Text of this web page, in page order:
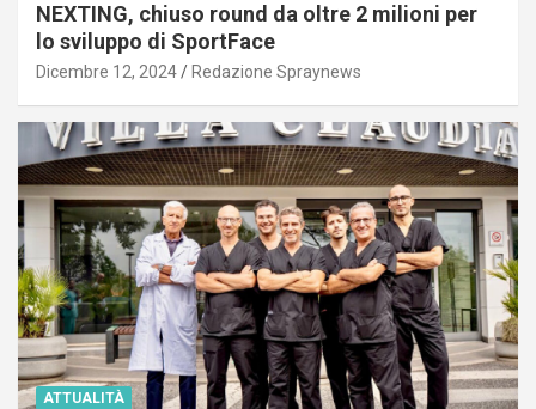
NEXTING, chiuso round da oltre 2 milioni per
lo sviluppo di SportFace
Dicembre 12, 2024 Redazione Spraynews
ATTUALITÀ